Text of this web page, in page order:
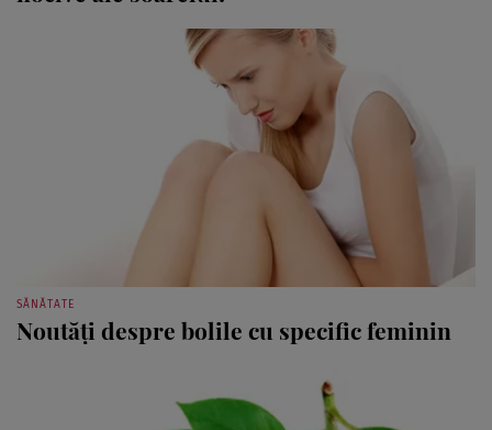
SĂNĂTATE
Noutăţi despre bolile cu specific feminin